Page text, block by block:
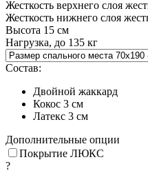
Жесткость верхнего слоя
Жесткость нижнего слоя
Высота 15 см
Нагрузка, до 135 кг
Состав:
Двойной жаккард
Кокос 3 см
Латекс 3 см
Дополнительные опции
Покрытие ЛЮКС
?